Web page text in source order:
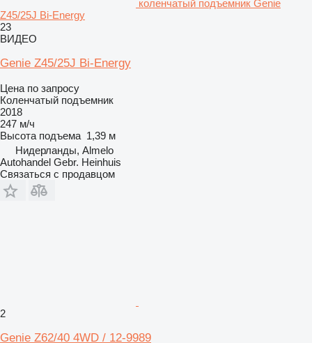
коленчатый подъемник Genie
Z45/25J Bi-Energy
23
ВИДЕО
Genie Z45/25J Bi-Energy
Цена по запросу
Коленчатый подъемник
2018
247 м/ч
Высота подъема 1,39 м
Нидерланды, Almelo
Autohandel Gebr. Heinhuis
Связаться с продавцом
2
Genie Z62/40 4WD / 12-9989